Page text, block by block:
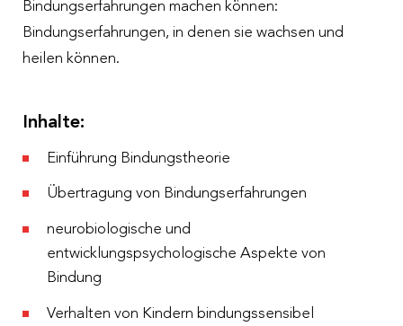
Bindungserfahrungen machen können:
Bindungserfahrungen, in denen sie wachsen und
heilen können.
Inhalte:
Einführung Bindungstheorie
Übertragung von Bindungserfahrungen
neurobiologische und
entwicklungspsychologische Aspekte von
Bindung
Verhalten von Kindern bindungssensibel